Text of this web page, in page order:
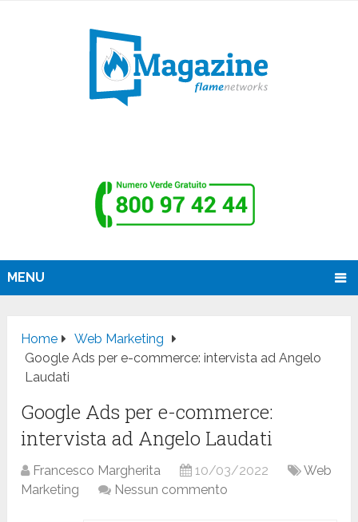
MENU
Home
Web Marketing
Google Ads per e-commerce: intervista ad Angelo
Laudati
Google Ads per e-commerce:
intervista ad Angelo Laudati
Francesco Margherita 10/03/2022
Web
Marketing
Nessun commento